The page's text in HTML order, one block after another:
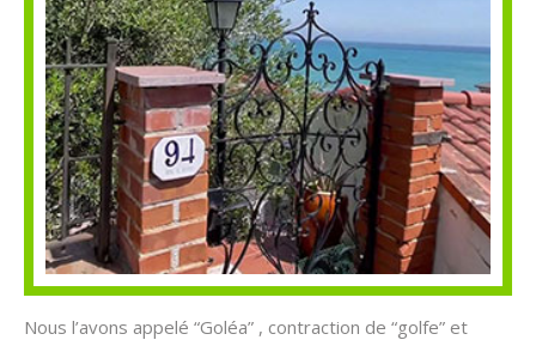
Nous l’avons appelé “Goléa” , contraction de “golfe” et